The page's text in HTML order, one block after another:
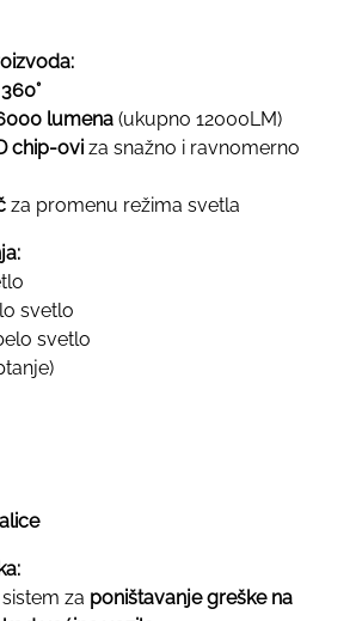
360°
lumena (ukupno 12000LM)
chip-ovi za snažno i ravnomerno
za promenu režima svetla
svetlo
svetlo
sistem za poništavanjegreške na